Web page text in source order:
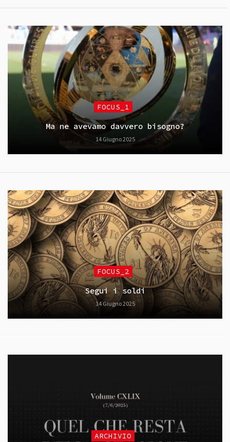
FOCUS_1
Ma ne avevamo davvero bisogno?
14 Giugno 2025
FOCUS_2
Segui i soldi
14 Giugno 2025
ARCHIVIO